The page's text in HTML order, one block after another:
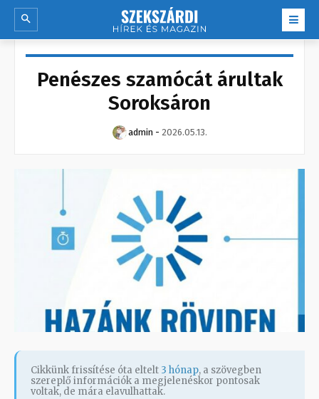
Penészes szamócát árultak
Soroksáron
admin - 2026.05.13.
Cikkünk frissítése óta eltelt 3 hónap, a szövegben
szereplő információk a megjelenéskor pontosak
voltak, de mára elavulhattak.